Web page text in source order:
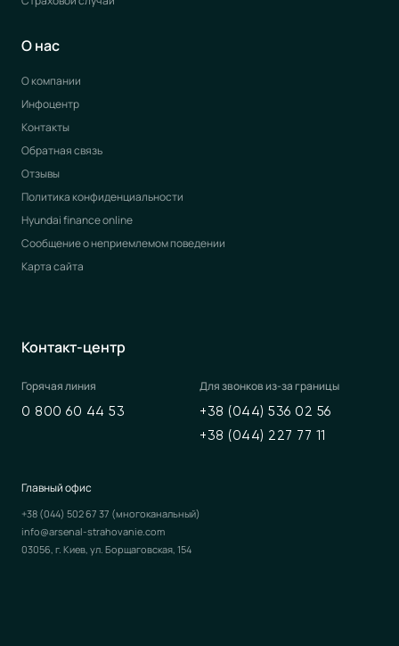
О нас
О компании
Инфоцентр
Контакты
Обратная связь
Отзывы
Политика конфиденциальности
Hyundai finance online
Сообщение о неприемлемом поведении
Карта сайта
Контакт-центр
Горячая линия
0 800 60 44 53
Для звонков из-за границы
+38 (044) 536 02 56
+38 (044) 227 77 11
Главный офис
+38 (044) 502 67 37 (многоканальный)
info@arsenal-strahovanie.com
03056, г. Киев, ул. Борщаговская, 154